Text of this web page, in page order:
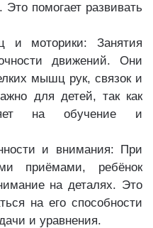
Это помогает развивать
и моторики: Занятия
движений. Они
мышц рук, связок и
для детей, так как
на обучение и
и внимания: При
приёмами, ребёнок
на деталях. Это
на его способности
и уравнения.